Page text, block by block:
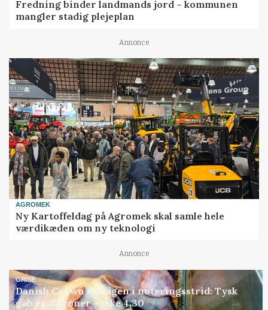
Fredning binder landmands jord – kommunen
mangler stadig plejeplan
Annonce
AGROMEK
Ny Kartoffeldag på Agromek skal samle hele
værdikæden om ny teknologi
Annonce
GRISE
Danish Crown slår igen i noteringsstrid: Tysk
gab er 3 kroner – ikke 4,30